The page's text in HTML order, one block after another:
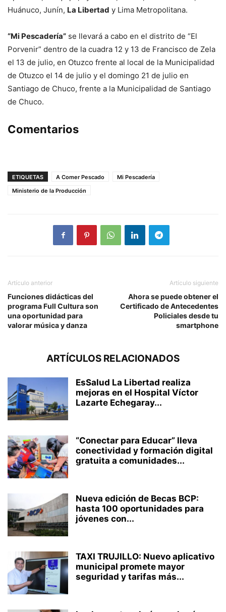
Huánuco, Junín, La Libertad y Lima Metropolitana.
“Mi Pescadería” se llevará a cabo en el distrito de “El
Porvenir” dentro de la cuadra 12 y 13 de Francisco de Zela
el 13 de julio, en Otuzco frente al local de la Municipalidad
de Otuzco el 14 de julio y el domingo 21 de julio en
Santiago de Chuco, frente a la Municipalidad de Santiago
de Chuco.
Comentarios
ETIQUETAS A Comer Pescado
Mi Pescadería
Ministerio de la Producción
Artículo anterior
Funciones didácticas del
programa Full Cultura son
una oportunidad para
valorar música y danza
Artículo siguiente
Ahora se puede obtener el
Certificado de Antecedentes
Policiales desde tu
smartphone
ARTÍCULOS RELACIONADOS
EsSalud La Libertad realiza
mejoras en el Hospital Víctor
Lazarte Echegaray...
“Conectar para Educar” lleva
conectividad y formación digital
gratuita a comunidades...
Nueva edición de Becas BCP:
hasta 100 oportunidades para
jóvenes con...
TAXI TRUJILLO: Nuevo aplicativo
municipal promete mayor
seguridad y tarifas más...